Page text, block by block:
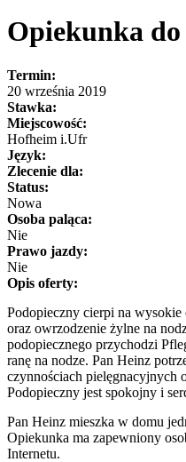
Opiekunka
Termin:
20 września 2019
Stawka:
Miejscowość:
Hofheim i.Ufr
Język:
Zlecenie dla:
Status:
Nowa
Osoba paląca:
Nie
Prawo jazdy:
Nie
Opis oferty:
Podopieczny cierpi na
oraz owrzodzenie żylne na
podopiecznego przychodzi
ranę na nodze. Pan Heinz
czynnościach pielęgnacyjnych
Podopieczny jest spokojny i
Pan Heinz mieszka w domu
Opiekunka ma zapewniony
Internetu.